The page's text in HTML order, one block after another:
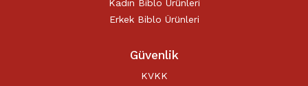
Kadın Biblo Ürünleri
Erkek Biblo Ürünleri
Güvenlik
KVKK